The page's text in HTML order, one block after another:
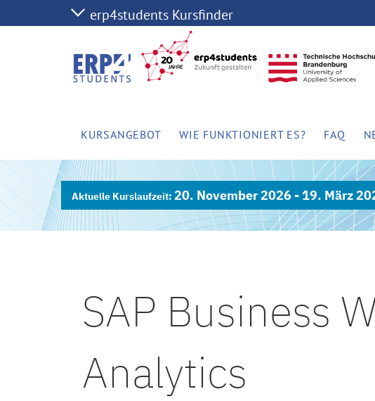
KURSANGEBOT WIE FUNKTIONIERT ES? FAQ
20. November 2026 - 19. März
SAP Business
Analytics